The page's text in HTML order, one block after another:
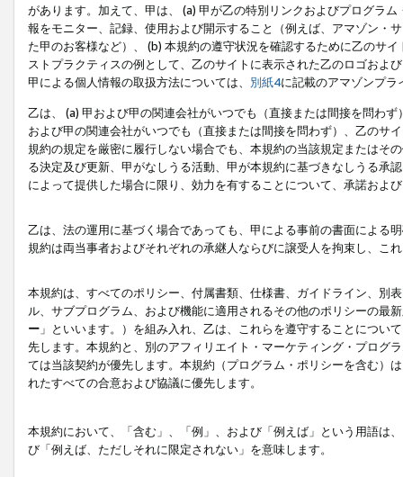
があります。加えて、甲は、 (a) 甲が乙の特別リンクおよびプログラ
報をモニター、記録、使用および開示すること（例えば、アマゾン・
た甲のお客様など）、 (b) 本規約の遵守状況を確認するために乙のサ
ストプラクティスの例として、乙のサイトに表示された乙のロゴおよ
甲による個人情報の取扱方法については、 別紙4に記載のアマゾンプ
乙は、 (a) 甲および甲の関連会社がいつでも（直接または間接を問わ
および甲の関連会社がいつでも（直接または間接を問わず）、乙のサ
規約の規定を厳密に履行しない場合でも、本規約の当該規定またはそ
る決定及び更新、甲がなしうる活動、甲が本規約に基づきなしうる承
によって提供した場合に限り、効力を有することについて、承諾およ
乙は、法の運用に基づく場合であっても、甲による事前の書面による
規約は両当事者およびそれぞれの承継人ならびに譲受人を拘束し、こ
本規約は、すべてのポリシー、付属書類、仕様書、ガイドライン、別
ル、サブプログラム、および機能に適用されるその他のポリシーの最
ー 」といいます。）を組み入れ、乙は、これらを遵守することにつ
先します。本規約と、別のアフィリエイト・マーケティング・プログ
ては当該契約が優先します。本規約（プログラム・ポリシーを含む）
れたすべての合意および協議に優先します。
本規約において、「含む」、「例」、および「例えば」という用語は
び「例えば、ただしそれに限定されない」を意味します。